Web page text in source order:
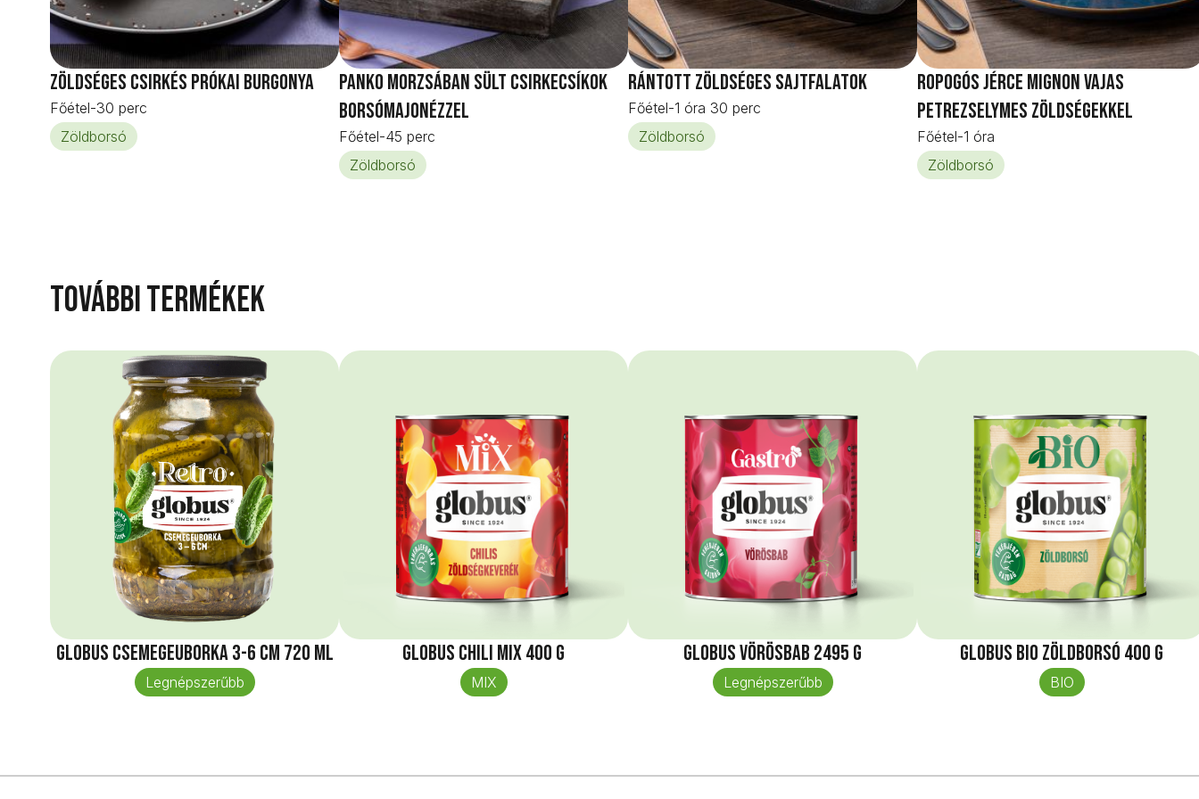
Zöldséges csirkés prókai burgonya
Főétel-30 perc
Zöldborsó
Panko morzsában sült csirkecsíkok
borsómajonézzel
Főétel-45 perc
Zöldborsó
Rántott zöldséges sajtfalatok
Főétel-1 óra 30 perc
Zöldborsó
Ropogós jérce mignon vajas
petrezselymes zöldségekkel
Főétel-1 óra
Zöldborsó
További termékek
Globus Csemegeuborka 3-6 cm 720 ml
Legnépszerűbb
Globus Chili mix 400 g
MIX
Globus Vörösbab 2495 g
Legnépszerűbb
Globus Bio Zöldborsó 400 g
BIO